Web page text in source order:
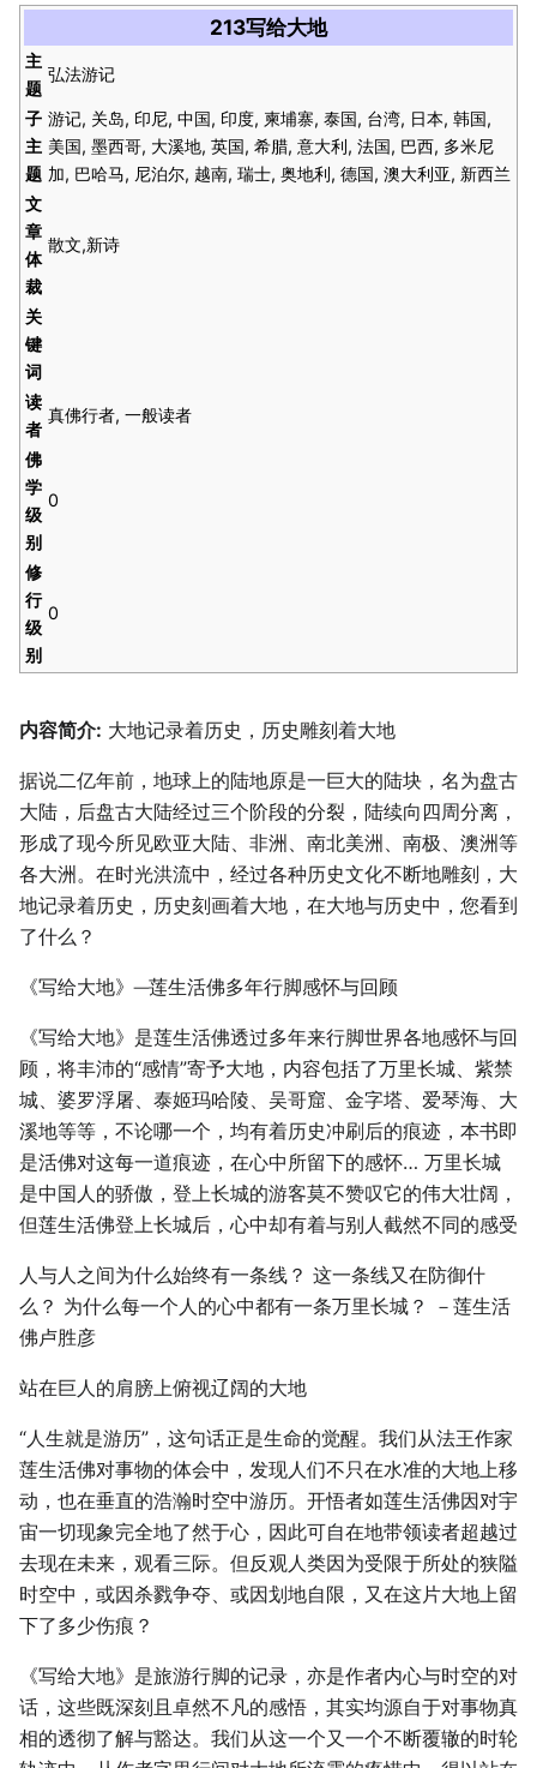
213写给大地
主
题
弘法游记
子
主
题
游记, 关岛, 印尼, 中国, 印度, 柬埔寨, 泰国, 台湾, 日本, 韩国,
美国, 墨西哥, 大溪地, 英国, 希腊, 意大利, 法国, 巴西, 多米尼
加, 巴哈马, 尼泊尔, 越南, 瑞士, 奥地利, 德国, 澳大利亚, 新西兰
文
章
体
裁
散文,新诗
关
键
词
读
者
真佛行者, 一般读者
佛
学
级
别
0
修
行
级
别
0
内容简介: 大地记录着历史，历史雕刻着大地
据说二亿年前，地球上的陆地原是一巨大的陆块，名为盘古
大陆，后盘古大陆经过三个阶段的分裂，陆续向四周分离，
形成了现今所见欧亚大陆、非洲、南北美洲、南极、澳洲等
各大洲。在时光洪流中，经过各种历史文化不断地雕刻，大
地记录着历史，历史刻画着大地，在大地与历史中，您看到
了什么？
《写给大地》─莲生活佛多年行脚感怀与回顾
《写给大地》是莲生活佛透过多年来行脚世界各地感怀与回
顾，将丰沛的“感情”寄予大地，内容包括了万里长城、紫禁
城、婆罗浮屠、泰姬玛哈陵、吴哥窟、金字塔、爱琴海、大
溪地等等，不论哪一个，均有着历史冲刷后的痕迹，本书即
是活佛对这每一道痕迹，在心中所留下的感怀… 万里长城
是中国人的骄傲，登上长城的游客莫不赞叹它的伟大壮阔，
但莲生活佛登上长城后，心中却有着与别人截然不同的感受
人与人之间为什么始终有一条线？ 这一条线又在防御什
么？ 为什么每一个人的心中都有一条万里长城？ －莲生活
佛卢胜彦
站在巨人的肩膀上俯视辽阔的大地
“人生就是游历”，这句话正是生命的觉醒。我们从法王作家
莲生活佛对事物的体会中，发现人们不只在水准的大地上移
动，也在垂直的浩瀚时空中游历。开悟者如莲生活佛因对宇
宙一切现象完全地了然于心，因此可自在地带领读者超越过
去现在未来，观看三际。但反观人类因为受限于所处的狭隘
时空中，或因杀戮争夺、或因划地自限，又在这片大地上留
下了多少伤痕？
《写给大地》是旅游行脚的记录，亦是作者内心与时空的对
话，这些既深刻且卓然不凡的感悟，其实均源自于对事物真
相的透彻了解与豁达。我们从这一个又一个不断覆辙的时轮